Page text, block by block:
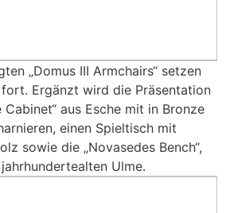
„Domus III Armchairs“ setzen
Ergänzt wird die Präsentation
Cabinet“ aus Esche mit in Bronze
einen Spieltisch mit
sowie die „Novasedes Bench“,
Ulme.